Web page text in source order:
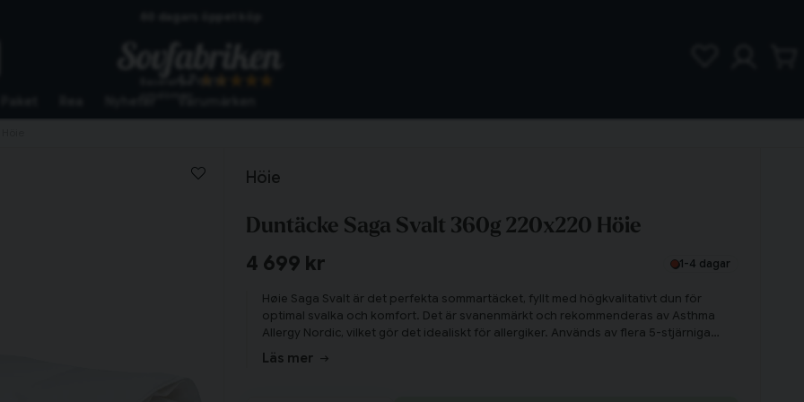
Skickas från lagret i Vinslöv
Höie
Duntäcke Saga Svalt 360g 220x220 Höie
4 699 kr 1-4 dagar
Høie Saga Svalt är det perfekta sommartäcket, fyllt med högkvalitativt dun för
optimal svalka och komfort. Det är svanenmärkt och rekommenderas av Asthma
Allergy Nordic, vilket gör det idealiskt för allergiker. Används av flera 5-stjärniga
hotell, vilket garanterar en lyxig sömnupplevelse.
Läs mer